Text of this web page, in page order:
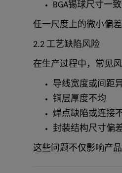
BGA锡球尺寸一
任一尺度上的微小偏
2.2 工艺缺陷风险
在生产过程中，常见风
导线宽度或间距
铜层厚度不均
焊点缺陷或连接
封装结构尺寸偏
这些问题不仅影响产